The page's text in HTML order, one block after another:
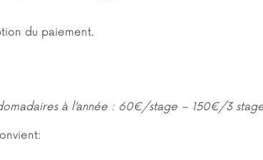
du paiement.
à l’année : 60€/stage – 150€/3